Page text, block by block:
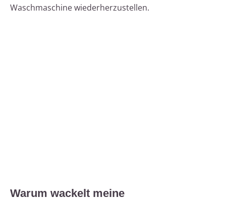
Waschmaschine wiederherzustellen.
Warum wackelt meine